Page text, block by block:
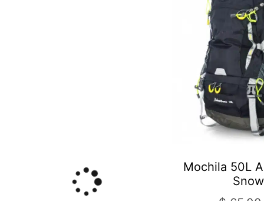
Mochila 50L